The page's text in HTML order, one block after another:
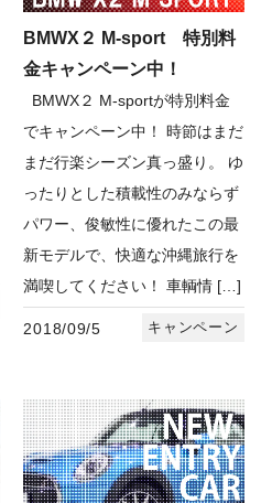
BMWX２ M-sport 特別料
金キャンペーン中！
BMWX２ M-sportが特別料金
でキャンペーン中！ 時節はまだ
まだ行楽シーズン真っ盛り。 ゆ
ったりとした積載性のみならず
パワー、俊敏性に優れたこの最
新モデルで、快適な沖縄旅行を
満喫してください！ 車輌情 […]
2018/09/5 キャンペーン